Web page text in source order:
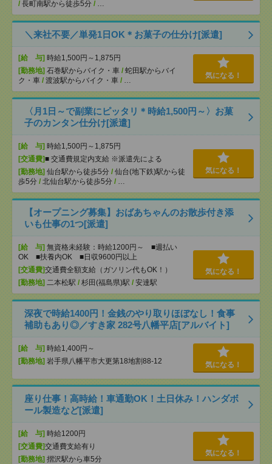
/ 長町南駅から徒歩5分 / …
＼来社不要／単発1日OK＊お菓子の仕分け[派遣]
[給 与] 時給1,500円～1,875円
[勤務地] 石巻駅からバイク・車 / 蛇田駅からバイ
ク・車 / 渡波駅からバイク・車 / …
気になる！
〈月1日～で副業にピッタリ＊時給1,500円～〉お菓
子のカンタン仕分け[派遣]
[給 与] 時給1,500円～1,875円
[交通費]■ 交通費規定内支給 ※派遣先による
[勤務地] 仙台駅から徒歩5分 / 仙台(地下鉄)駅から徒
歩5分 / 北仙台駅から徒歩5分 / …
気になる！
【オープニング募集】おばあちゃんのお散歩付き添
いも仕事の1つ[派遣]
[給 与] 無資格未経験：時給1200円～ ■週払い
OK ■扶養内OK ■日収9600円以上
[交通費]交通費全額支給（ガソリン代もOK！）
[勤務地] 二本松駅 / 杉田(福島県)駅 / 安達駅
気になる！
深夜で時給1400円！金銭のやり取りほぼなし！食事
補助もあり◎／すき家 282号八幡平店[アルバイト]
[給 与] 時給1,400円～
[勤務地] 岩手県八幡平市大更第18地割88-12 気になる！
座り仕事！高時給！車通勤OK！土日休み！ハンダボ
ール製造など[派遣]
[給 与] 時給1200円
[交通費]交通費支給有り
[勤務地] 摺沢駅から車5分
気になる！